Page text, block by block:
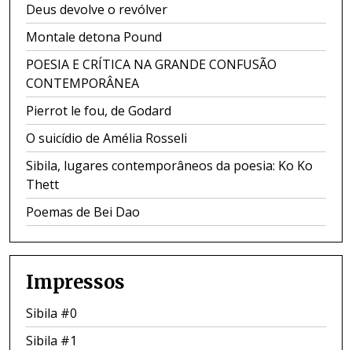
Deus devolve o revólver
Montale detona Pound
POESIA E CRÍTICA NA GRANDE CONFUSÃO
CONTEMPORÂNEA
Pierrot le fou, de Godard
O suicídio de Amélia Rosseli
Sibila, lugares contemporâneos da poesia: Ko Ko
Thett
Poemas de Bei Dao
Impressos
Sibila #0
Sibila #1